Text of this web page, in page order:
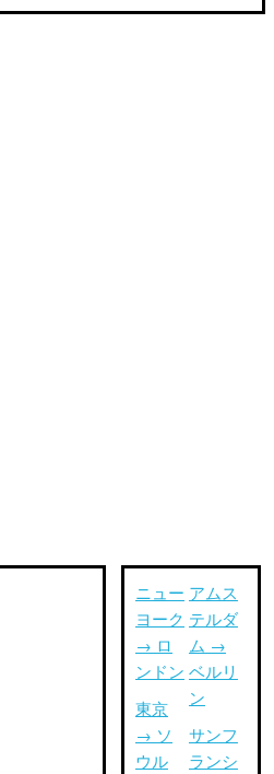
ニュー
ヨーク
→ ロ
ンドン
東京
→ ソ
ウル
アムス
テルダ
ム →
ベルリ
ン
サンフ
ランシ